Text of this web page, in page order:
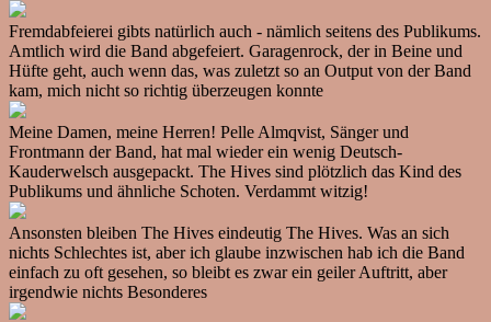
Fremdabfeierei gibts natürlich auch - nämlich seitens des Publikums.
Amtlich wird die Band abgefeiert. Garagenrock, der in Beine und
Hüfte geht, auch wenn das, was zuletzt so an Output von der Band
kam, mich nicht so richtig überzeugen konnte
Meine Damen, meine Herren! Pelle Almqvist, Sänger und
Frontmann der Band, hat mal wieder ein wenig Deutsch-
Kauderwelsch ausgepackt. The Hives sind plötzlich das Kind des
Publikums und ähnliche Schoten. Verdammt witzig!
Ansonsten bleiben The Hives eindeutig The Hives. Was an sich
nichts Schlechtes ist, aber ich glaube inzwischen hab ich die Band
einfach zu oft gesehen, so bleibt es zwar ein geiler Auftritt, aber
irgendwie nichts Besonderes